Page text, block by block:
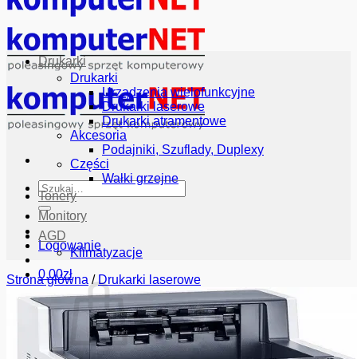
Szukaj:
Logowanie
0.00zł
Drukarki
Drukarki
Urządzenia wielofunkcyjne
Drukarki laserowe
Drukarki atramentowe
Akcesoria
Podajniki, Szuflady, Duplexy
Części
Wałki grzejne
Tonery
Monitory
AGD
Klimatyzacje
Strona główna / Drukarki laserowe